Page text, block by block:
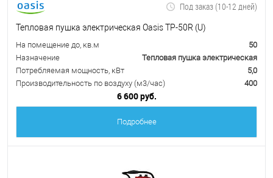
Под заказ (10-12 дней)
Тепловая пушка электрическая Oasis TP-50R (U)
На помещение до, кв.м
50
Назначение
Тепловая пушка электрическая
Потребляемая мощность, кВт
5,0
Производительность по воздуху (м3/час)
400
6 600 руб.
Подробнее